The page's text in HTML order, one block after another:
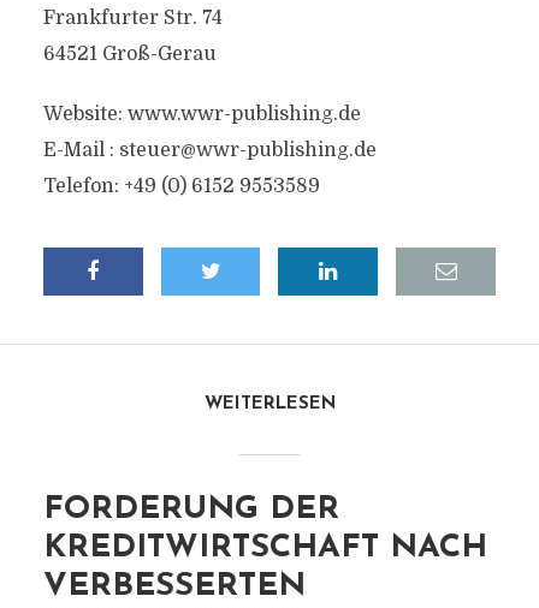
Frankfurter Str. 74
64521 Groß-Gerau
Website: www.wwr-publishing.de
E-Mail : steuer@wwr-publishing.de
Telefon: +49 (0) 6152 9553589
WEITERLESEN
FORDERUNG DER
KREDITWIRTSCHAFT NACH
VERBESSERTEN